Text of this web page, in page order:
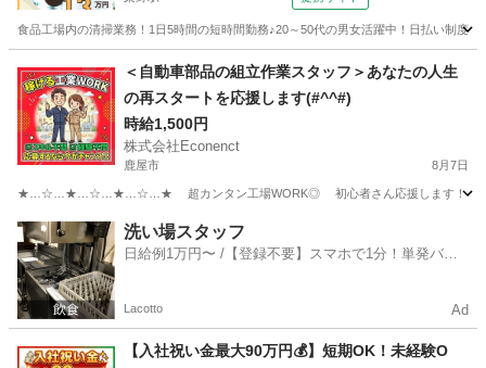
食品工場内の清掃業務！1日5時間の短時間勤務♪20～50代の男女活躍中！日払い制度
栗野駅 その他
＜自動車部品の組立作業スタッフ＞あなたの人生
の再スタートを応援します(#^^#)
時給1,500円
株式会社Econenct
鹿屋市 8月7日
★…☆…★…☆…★…☆…★ 超カンタン工場WORK◎ 初心者さん応援します！
鹿児島 鹿屋市 工場 スタッフ
洗い場スタッフ
日給例1万円〜 /【登録不要】スマホで1分！単発バイ
Lacotto Ad
【入社祝い金最大90万円💰】短期OK！未経験O